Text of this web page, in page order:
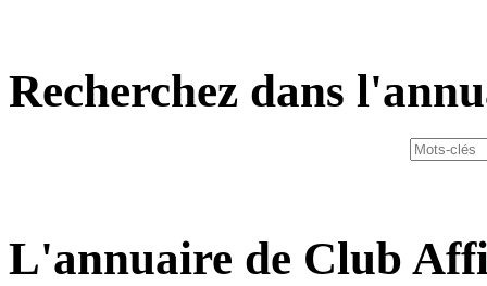
Recherchez dans
L'annuaire de Club